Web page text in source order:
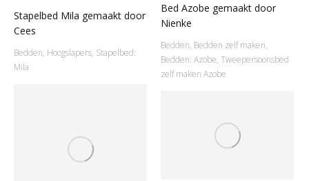
Stapelbed Mila gemaakt door
Cees
Bedden, Hoogslapers, Stapelbed:
Mila
Bed Azobe gemaakt door
Nienke
Bedden, Bedden zelf maken,
Bedden: Azobe, Tweepersoonsbed
zelf maken Azobe